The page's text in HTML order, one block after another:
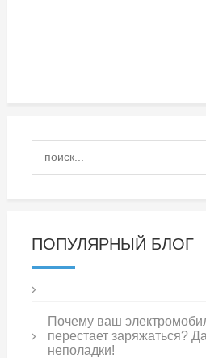
ПОПУЛЯРНЫЙ БЛОГ
Почему ваш
перестает заряжаться?
неполадки!